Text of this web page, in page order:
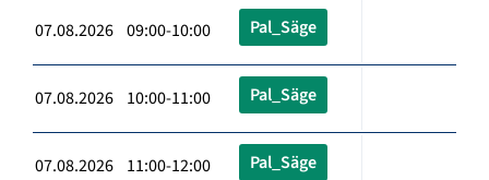
07.08.2026 09:00-10:00 Pal_Säge
07.08.2026 10:00-11:00 Pal_Säge
07.08.2026 11:00-12:00 Pal_Säge